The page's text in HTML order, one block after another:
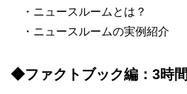
・ニュースルームとは？
・ニュースルームの実例紹介
◆ファクトブック編：3時間